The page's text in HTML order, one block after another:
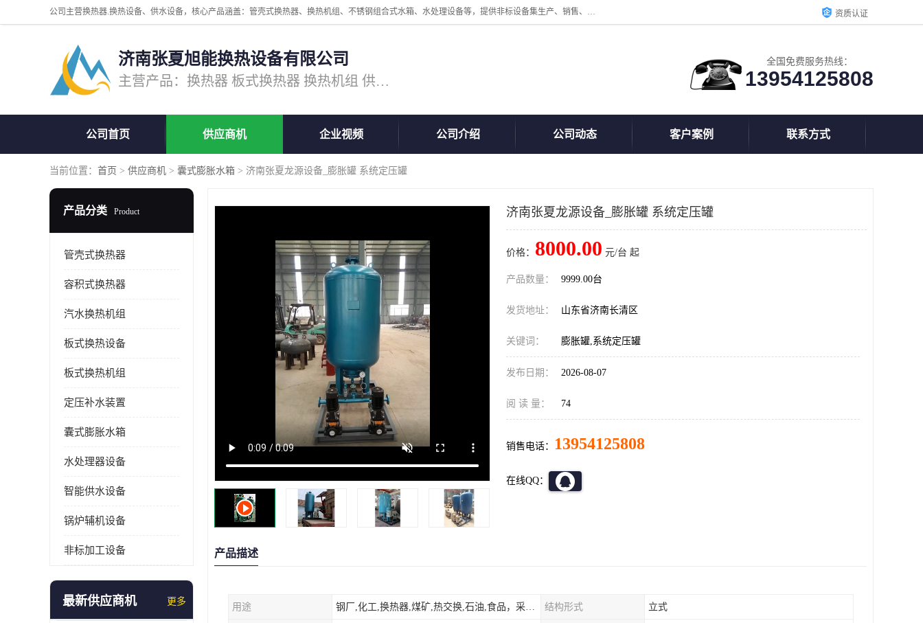
公司主营换热器.换热设备、供水设备，核心产品涵盖：管壳式换热器、换热机组、不锈钢组合式水箱、水处理设备等，提供非标设备集生产、销售、安装一体化服务，可满足全国酒店、学校、医院、商业综合体、工业项目等多场景换热与供水需求。 资质认证
济南张夏旭能换热设备有限公司
主营产品：换热器 板式换热器 换热机组 供水设备 水处理设备
全国免费服务热线：
13954125808
公司首页 供应商机 企业视频 公司介绍 公司动态 客户案例 联系方式
当前位置： 首页 > 供应商机 > 囊式膨胀水箱 > 济南张夏龙源设备_膨胀罐 系统定压罐
产品分类 Product
管壳式换热器
容积式换热器
汽水换热机组
板式换热设备
板式换热机组
定压补水装置
囊式膨胀水箱
水处理器设备
智能供水设备
锅炉辅机设备
非标加工设备
最新供应商机 更多
济南张夏龙源设备_膨胀罐 系统定压罐
价格： 8000.00 元/台 起
产品数量： 9999.00台
发货地址： 山东省济南长清区
关键词： 膨胀罐,系统定压罐
发布日期： 2026-08-07
阅 读 量： 74
销售电话： 13954125808
在线QQ：
产品描述
用途 钢厂,化工,换热器,煤矿,热交换,石油,食品，采暖.供热.空调。 结构形式 立式